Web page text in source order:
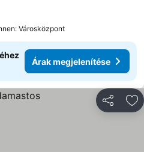
megjelenítése
Városközpont
Árak megjelenítése